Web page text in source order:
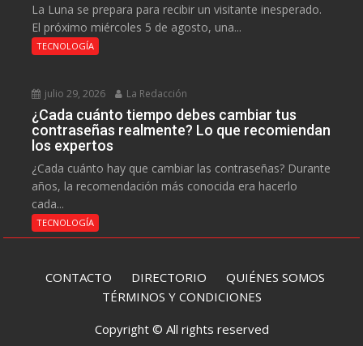
La Luna se prepara para recibir un visitante inesperado.
El próximo miércoles 5 de agosto, una...
TECNOLOGÍA
julio 29, 2026 La Redacción
¿Cada cuánto tiempo debes cambiar tus
contraseñas realmente? Lo que recomiendan
los expertos
¿Cada cuánto hay que cambiar las contraseñas? Durante
años, la recomendación más conocida era hacerlo
cada...
TECNOLOGÍA
CONTACTO DIRECTORIO QUIÉNES SOMOS
TÉRMINOS Y CONDICIONES
Copyright © All rights reserved